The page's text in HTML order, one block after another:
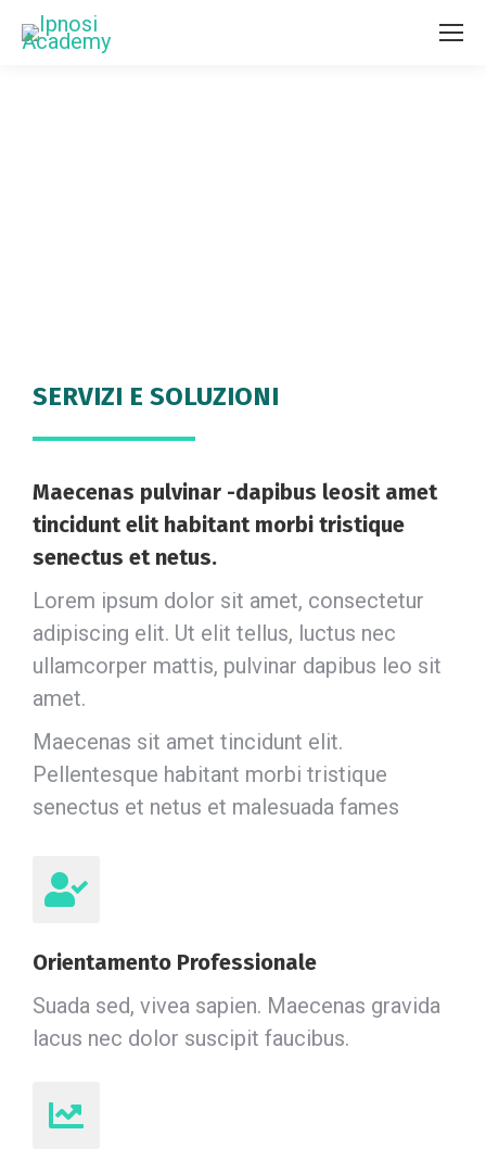
SERVIZI E SOLUZIONI
Maecenas pulvinar -dapibus leosit amet
tincidunt elit habitant morbi tristique
senectus et netus.
Lorem ipsum dolor sit amet, consectetur
adipiscing elit. Ut elit tellus, luctus nec
ullamcorper mattis, pulvinar dapibus leo sit
amet.
Maecenas sit amet tincidunt elit.
Pellentesque habitant morbi tristique
senectus et netus et malesuada fames
Orientamento Professionale
Suada sed, vivea sapien. Maecenas gravida
lacus nec dolor suscipit faucibus.